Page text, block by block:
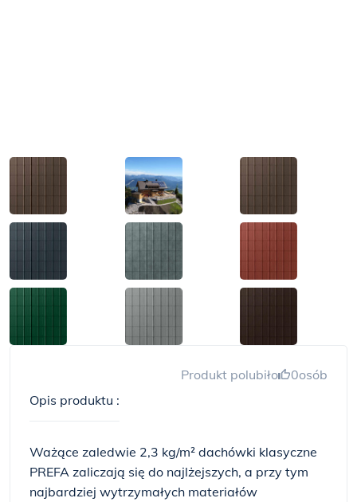
Produkt polubiło 0osób
Opis produktu :
Ważące zaledwie 2,3 kg/m² dachówki klasyczne
PREFA zaliczają się do najlżejszych, a przy tym
najbardziej wytrzymałych materiałów